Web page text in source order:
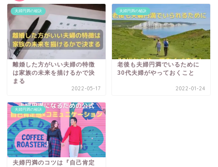
夫婦円満の秘訣
離婚した方がいい夫婦の特徴
は家族の未来を描けるかで決
まる
2022-05-17
夫婦円満の秘訣
老後も夫婦円満でいるために
30代夫婦がやっておくこと
2022-01-24
夫婦円満の秘訣
夫婦円満のコツは『自己肯定